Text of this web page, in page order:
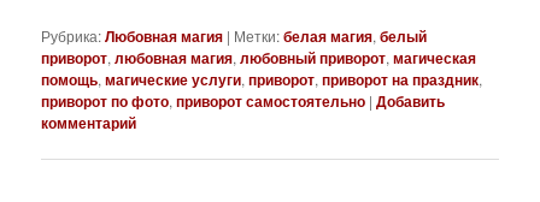
Рубрика:Любовная магия | Метки:белая магия,белый
приворот,любовная магия,любовный приворот,магическая
помощь,магические услуги,приворот,приворот на праздник,
приворот по фото,приворот самостоятельно |Добавить
комментарий